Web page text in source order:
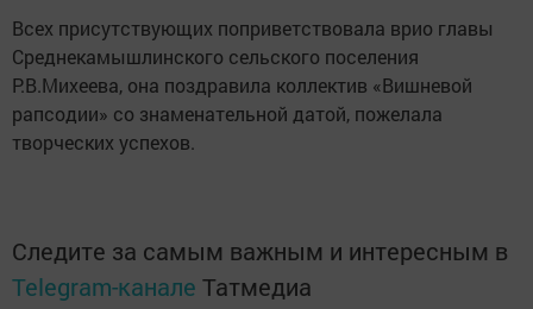
Всех присутствующих поприветствовала врио главы
Среднекамышлинского сельского поселения
Р.В.Михеева, она поздравила коллектив «Вишневой
рапсодии» со знаменательной датой, пожелала
творческих успехов.
Следите за самым важным и интересным в
Telegram-канале Татмедиа